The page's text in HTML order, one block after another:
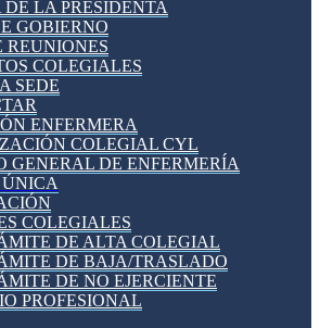
LA PRESIDENTA
GOBIERNO
REUNIONES
COLEGIALES
SEDE
ENFERMERA
COLEGIAL CYL
GENERAL DE ENFERMERÍA
COLEGIALES
DE ALTA COLEGIAL
DE BAJA/TRASLADO
DE NO EJERCIENTE
PROFESIONAL